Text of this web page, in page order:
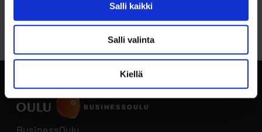
Salli kaikki
Salli valinta
Kiellä
Back to top